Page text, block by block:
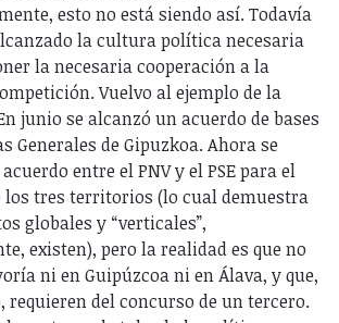
esto no está siendo así. Todavía
la cultura política necesaria
la necesaria cooperación a la
Vuelvo al ejemplo de la
junio se alcanzó un acuerdo de bases
Generales de Gipuzkoa. Ahora se
entre el PNV y el PSE para el
los tres territorios (lo cual demuestra
globales y “verticales”,
existen), pero la realidad es que no
ni en Guipúzcoa ni en Álava, y que,
requieren del concurso de un tercero.